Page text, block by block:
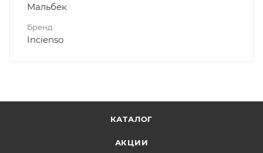
Мальбек
Бренд
Incienso
КАТАЛОГ
АКЦИИ